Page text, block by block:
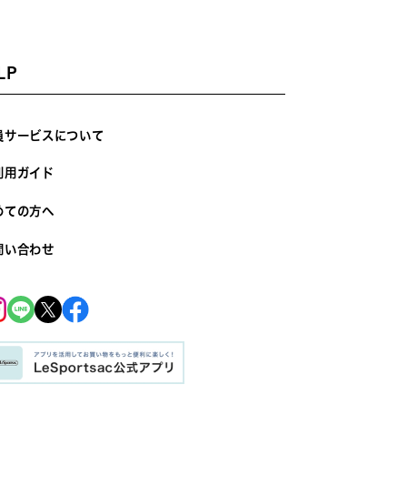
サービスについて
用ガイド
ての方へ
い合わせ